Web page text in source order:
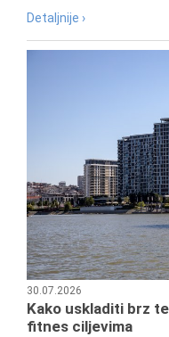
Detaljnije ›
30.07.2026
Kako uskladiti brz
fitnes ciljevima